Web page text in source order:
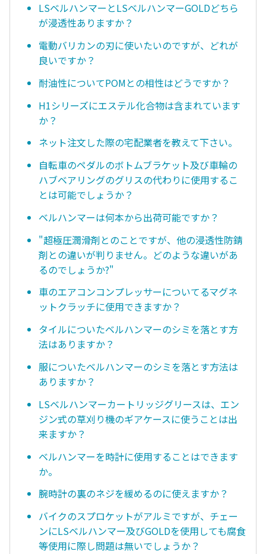
LSベルハンマーとLSベルハンマーGOLDどちら
が浸透性ありますか？
電動バリカンの刃に使いたいのですが、どれが
良いですか？
耐油性についてPOMとの相性はどうですか？
H1シリーズにエステル化合物は含まれています
か？
ネット注文した際の宅配業者を教えて下さい。
自転車のペダルのボトムブラケット及び車輪の
ハブベアリングのグリスの代わりに使用するこ
とは可能でしょうか？
ベルハンマーは何本から出荷可能ですか？
"超極圧潤滑剤とのことですが、他の浸透性防錆
剤との違いが判りません。どのような違いがあ
るのでしょうか?"
車のエアコンコンプレッサーについてるマグネ
ットクラッチに使用できますか？
タイルについたベルハンマーのシミを落とす方
法はありますか？
服についたベルハンマーのシミを落とす方法は
ありますか？
LSベルハンマーカートリッジグリースは、エン
ジン式の草刈り機のギアケースに使うことは出
来ますか？
ベルハンマーを時計に使用することはできます
か。
腕時計の裏のネジを緩めるのに使えますか？
バイクのスプロケットがアルミですが、チェー
ンにLSベルハンマー及びGOLDを使用しても腐食
等使用に際し問題は無いでしょうか？